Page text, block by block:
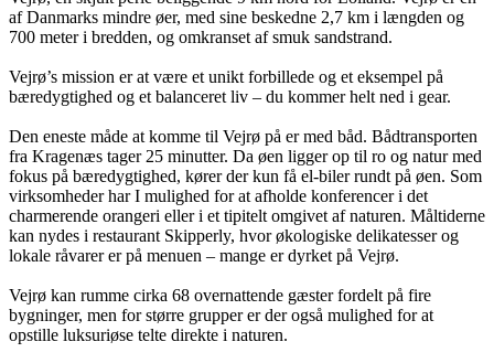
af Danmarks mindre øer, med sine beskedne 2,7 km i længden og
700 meter i bredden, og omkranset af smuk sandstrand.
Vejrø’s mission er at være et unikt forbillede og et eksempel på
bæredygtighed og et balanceret liv – du kommer helt ned i gear.
Den eneste måde at komme til Vejrø på er med båd. Bådtransporten
fra Kragenæs tager 25 minutter. Da øen ligger op til ro og natur med
fokus på bæredygtighed, kører der kun få el-biler rundt på øen. Som
virksomheder har I mulighed for at afholde konferencer i det
charmerende orangeri eller i et tipitelt omgivet af naturen. Måltiderne
kan nydes i restaurant Skipperly, hvor økologiske delikatesser og
lokale råvarer er på menuen – mange er dyrket på Vejrø.
Vejrø kan rumme cirka 68 overnattende gæster fordelt på fire
bygninger, men for større grupper er der også mulighed for at
opstille luksuriøse telte direkte i naturen.